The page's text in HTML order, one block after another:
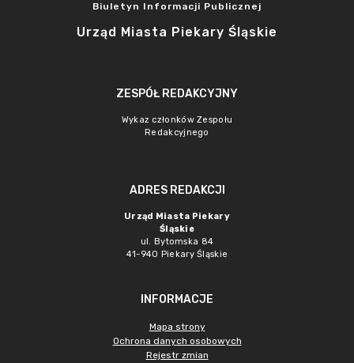
Biuletyn Informacji Publicznej
Urząd Miasta Piekary Śląskie
ZESPÓŁ REDAKCYJNY
Wykaz członków Zespołu
Redakcyjnego
ADRES REDAKCJI
Urząd Miasta Piekary
Śląskie
ul. Bytomska 84
41-940 Piekary Śląskie
INFORMACJE
Mapa strony
Ochrona danych osobowych
Rejestr zmian